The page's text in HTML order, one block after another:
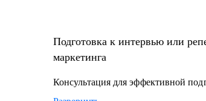
Подготовка к интервью или
маркетинга
Консультация для эффективной